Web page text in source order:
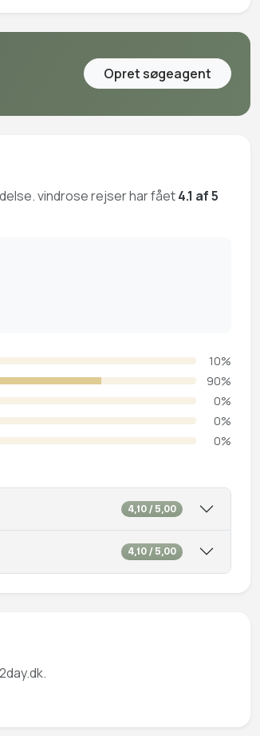
Opret søgeagent
vindrose rejser har fået4.1 af 5
10%
90%
0%
0%
0%
4,10 / 5,00
4,10 / 5,00